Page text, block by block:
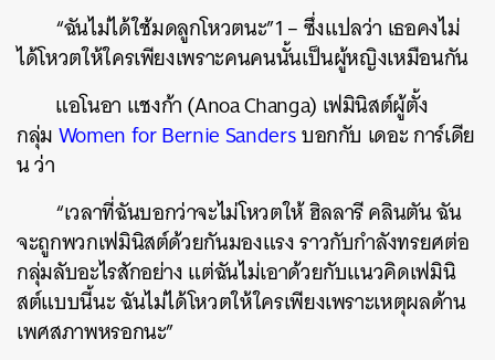
“ฉันไม่ได้ใช้มดลูกโหวตนะ”1 – ซึ่งแปลว่า เธอคงไม่
ได้โหวตให้ใครเพียงเพราะคนคนนั้นเป็นผู้หญิงเหมือนกัน
แอโนอา แชงก้า (Anoa Changa) เฟมินิสต์ผู้ตั้ง
กลุ่มWomen for Bernie Sandersบอกกับ เดอะ การ์เดีย
น ว่า
“เวลาที่ฉันบอกว่าจะไม่โหวตให้ ฮิลลารี คลินตัน ฉัน
จะถูกพวกเฟมินิสต์ด้วยกันมองแรง ราวกับกำลังทรยศต่อ
กลุ่มลับอะไรสักอย่าง แต่ฉันไม่เอาด้วยกับแนวคิดเฟมินิ
สต์แบบนี้นะ ฉันไม่ได้โหวตให้ใครเพียงเพราะเหตุผลด้าน
เพศสภาพหรอกนะ”